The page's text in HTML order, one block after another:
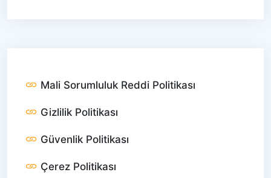
Mali Sorumluluk Reddi Politikası
Gizlilik Politikası
Güvenlik Politikası
Çerez Politikası